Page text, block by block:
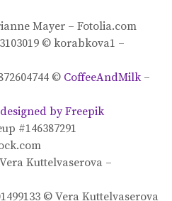
Mayer – Fotolia.com
© korabkova1 –
© CoffeeAndMilk–
designed by Freepik
#146387291
Kuttelvaserova –
© Vera Kuttelvaserova